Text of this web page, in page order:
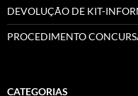
DEVOLUÇÃO DE KIT-
PROCEDIMENTO
CATEGORIAS